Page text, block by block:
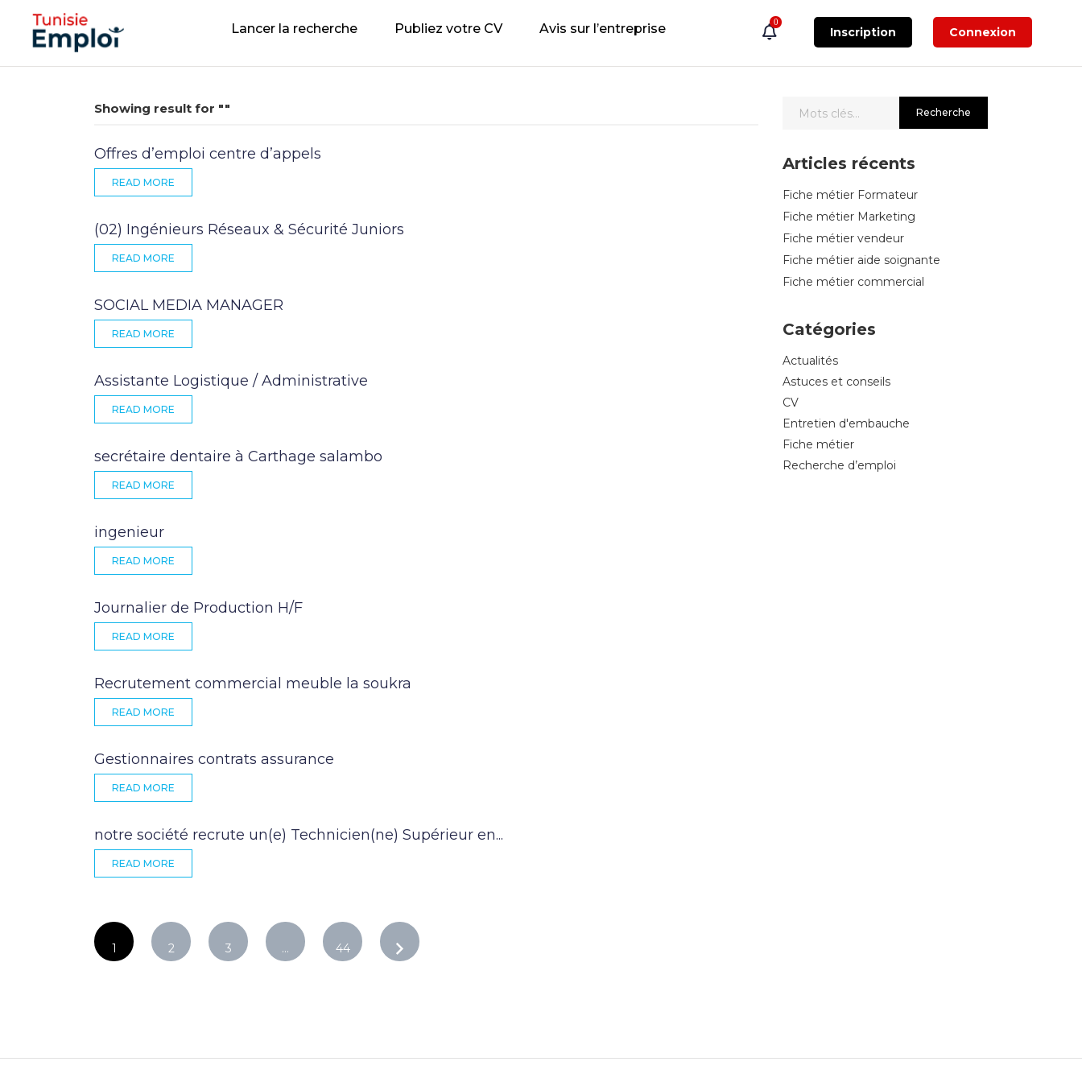
Lancer la recherche Publiez votre CV Avis sur l’entreprise 0
Inscription Connexion
Showing result for ""
Offres d’emploi centre d’appels
READ MORE
(02) Ingénieurs Réseaux & Sécurité Juniors
READ MORE
SOCIAL MEDIA MANAGER
READ MORE
Assistante Logistique / Administrative
READ MORE
secrétaire dentaire à Carthage salambo
READ MORE
ingenieur
READ MORE
Journalier de Production H/F
READ MORE
Recrutement commercial meuble la soukra
READ MORE
Gestionnaires contrats assurance
READ MORE
notre société recrute un(e) Technicien(ne) Supérieur en...
READ MORE
1 2 3 … 44
Articles récents
Fiche métier Formateur
Fiche métier Marketing
Fiche métier vendeur
Fiche métier aide soignante
Fiche métier commercial
Catégories
Actualités
Astuces et conseils
CV
Entretien d'embauche
Fiche métier
Recherche d’emploi